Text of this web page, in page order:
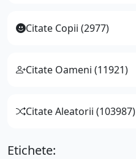
Citate Copii (2977)
Citate Oameni (11921)
Citate Aleatorii (103987)
Etichete: